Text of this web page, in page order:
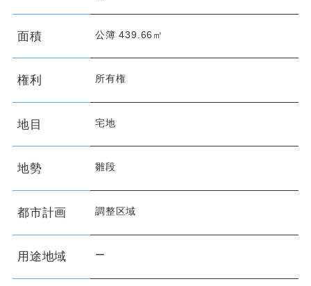
面積 公簿 439.66㎡
権利 所有権
地目 宅地
地勢 雛段
都市計画 調整区域
用途地域 ー